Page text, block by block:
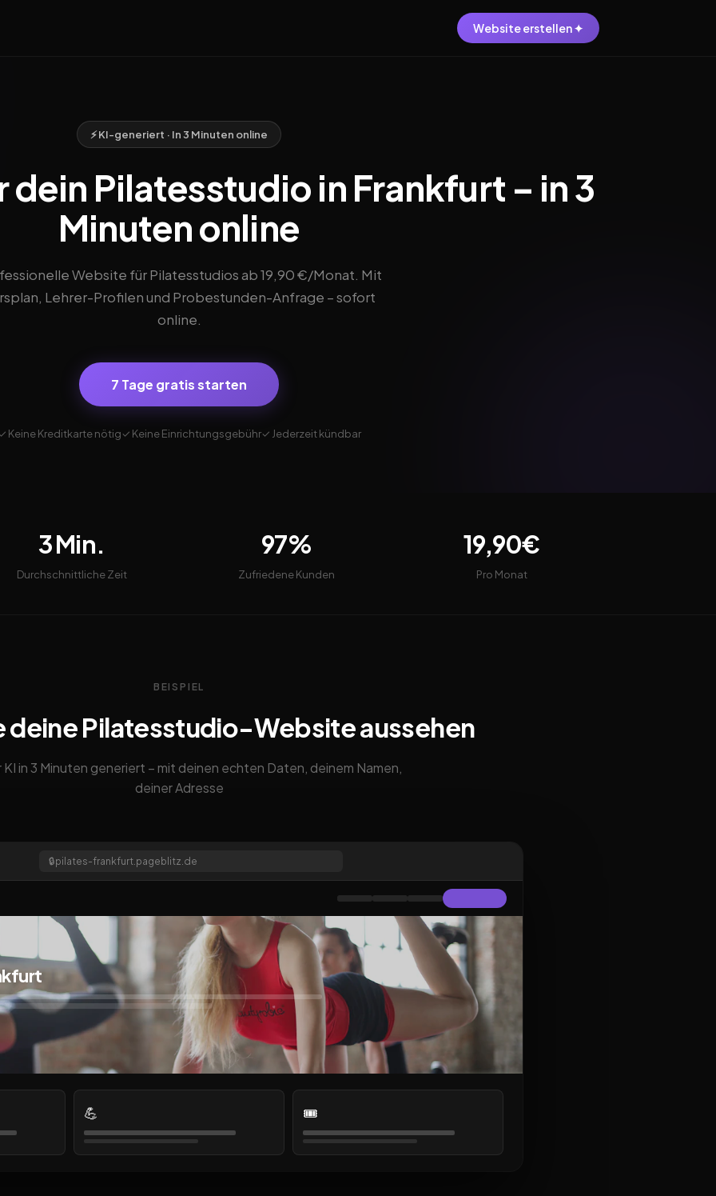
Website erstellen ✦
⚡ KI-generiert · In 3 Minuten online
Pilatesstudio in Frankfurt – in 3
Minuten online
Website für Pilatesstudios ab 19,90 €/Monat. Mit
Lehrer-Profilen und Probestunden-Anfrage – sofort
online.
7 Tage gratis starten
Keine Kreditkarte nötig✓ Keine Einrichtungsgebühr✓ Jederzeit kündbar
3 Min.
Durchschnittliche Zeit
97%
Zufriedene Kunden
19,90€
Pro Monat
BEISPIEL
deine Pilatesstudio-Website aussehen
KI in 3 Minuten generiert – mit deinen echten Daten, deinem Namen,
deiner Adresse
🔒pilates-frankfurt.pageblitz.de
💪 🎟️